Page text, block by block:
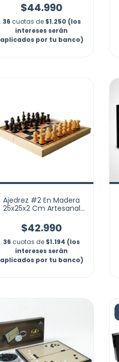
$44.990
36 cuotas de $1.250 (los
intereses serán
aplicados por tu banco)
Ajedrez #2 En Madera
25x25x2 Cm Artesanal
$42.990
36 cuotas de $1.194 (los
intereses serán
aplicados por tu banco)